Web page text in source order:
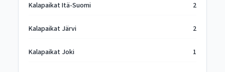
Kalapaikat Itä-Suomi 2
Kalapaikat Järvi 2
Kalapaikat Joki 1